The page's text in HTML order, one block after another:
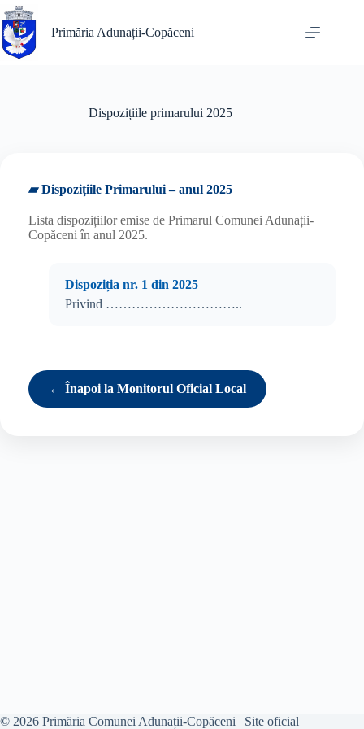
Sari
la
conținut
Primăria Adunații-Copăceni
Dispozițiile primarului 2025
▰ Dispozițiile Primarului – anul 2025
Lista dispozițiilor emise de Primarul Comunei Adunații-
Copăceni în anul 2025.
Dispoziția nr. 1 din 2025
Privind …………………………..
← Înapoi la Monitorul Oficial Local
© 2026 Primăria Comunei Adunații-Copăceni | Site oficial